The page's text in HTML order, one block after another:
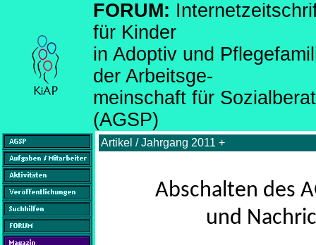
FORUM:
für Kinder
in Adoptiv und
der Arbeitsge-
meinschaft für
(AGSP)
Artikel / Jahrgang 2011 +
Abschalten des
und